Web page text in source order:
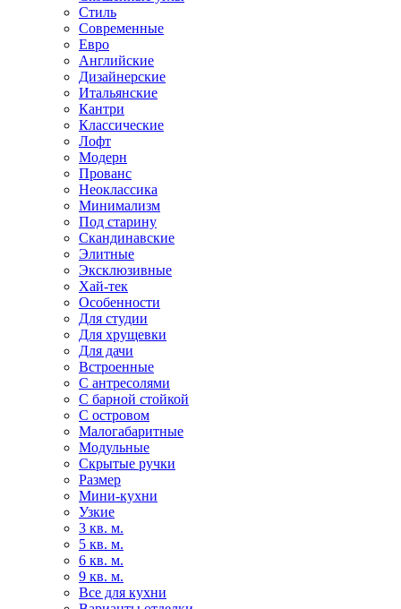
Стиль
Современные
Евро
Английские
Дизайнерские
Итальянские
Кантри
Классические
Лофт
Модерн
Прованс
Неоклассика
Минимализм
Под старину
Скандинавские
Элитные
Эксклюзивные
Хай-тек
Особенности
Для студии
Для хрущевки
Для дачи
Встроенные
С антресолями
С барной стойкой
С островом
Малогабаритные
Модульные
Скрытые ручки
Размер
Мини-кухни
Узкие
3 кв. м.
5 кв. м.
6 кв. м.
9 кв. м.
Все для кухни